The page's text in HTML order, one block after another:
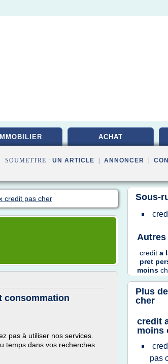
IMMOBILIER ACHAT
: UN ARTICLE ANNONCER
credit pas cher
consommation
pas à utiliser nos services.
temps dans vos recherches
Sous-
credit a
pret
moins
Plus
cher
credit
moins
pas